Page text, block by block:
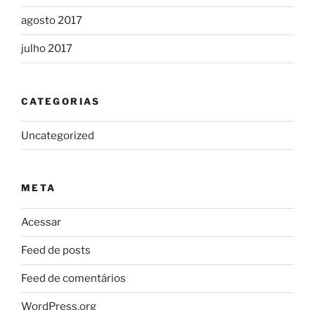
agosto 2017
julho 2017
CATEGORIAS
Uncategorized
META
Acessar
Feed de posts
Feed de comentários
WordPress.org